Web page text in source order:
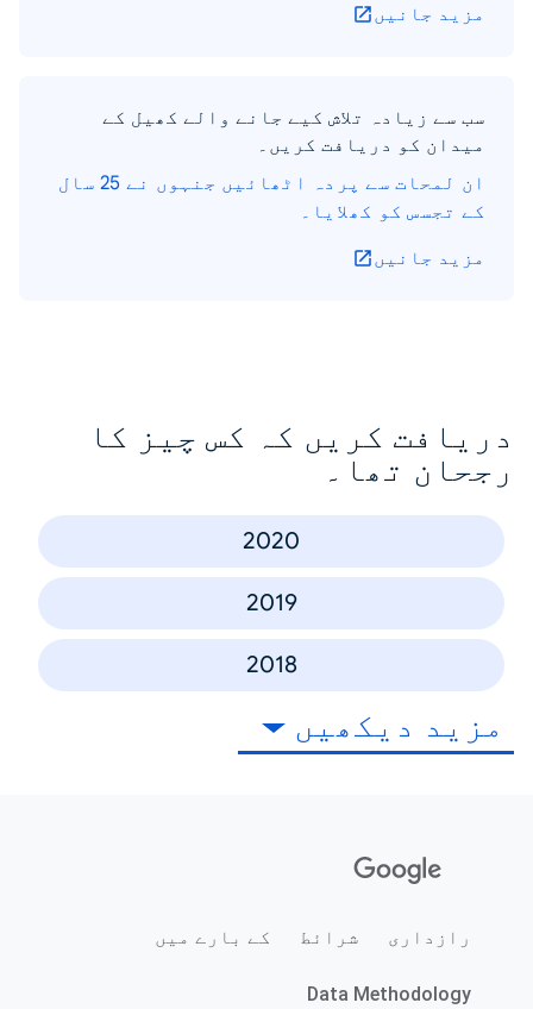
مزید جانیں
سب سے زیادہ تلاش کیے جانے والے کھیل کے
میدان کو دریافت کریں۔
ان لمحات سے پردہ اٹھائیں جنہوں نے 25 سال
کے تجسس کو کھلایا۔
مزید جانیں
دریافت کریں کہ کس چیز کا
رجحان تھا۔
2020
2019
2018
مزید دیکھیں
رازداری شرائط کے بارے میں
Data Methodology